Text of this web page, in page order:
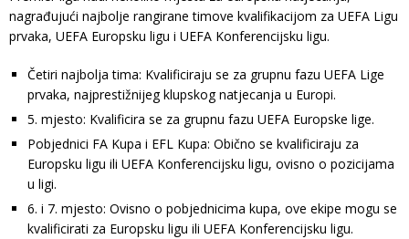
nagrađujući najbolje rangirane timove kvalifikacijom za UEFA Ligu
prvaka, UEFA Europsku ligu i UEFA Konferencijsku ligu.
Četiri najbolja tima: Kvalificiraju se za grupnu fazu UEFA Lige
prvaka, najprestižnijeg klupskog natjecanja u Europi.
5. mjesto: Kvalificira se za grupnu fazu UEFA Europske lige.
Pobjednici FA Kupa i EFL Kupa: Obično se kvalificiraju za
Europsku ligu ili UEFA Konferencijsku ligu, ovisno o pozicijama
u ligi.
6. i 7. mjesto: Ovisno o pobjednicima kupa, ove ekipe mogu se
kvalificirati za Europsku ligu ili UEFA Konferencijsku ligu.